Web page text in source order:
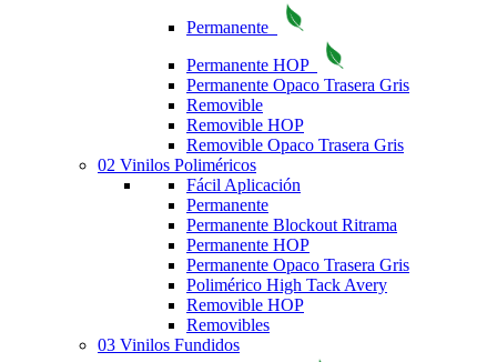
Permanente
Permanente HOP
Permanente Opaco Trasera Gris
Removible
Removible HOP
Removible Opaco Trasera Gris
02 Vinilos Poliméricos
Fácil Aplicación
Permanente
Permanente Blockout Ritrama
Permanente HOP
Permanente Opaco Trasera Gris
Polimérico High Tack Avery
Removible HOP
Removibles
03 Vinilos Fundidos